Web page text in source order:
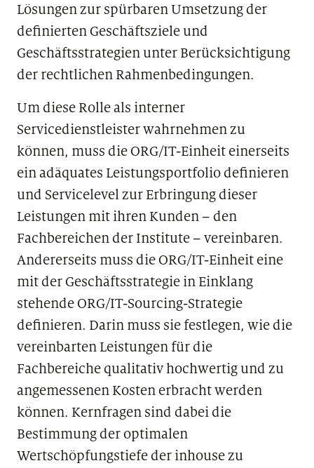
Lösungen zur spürbaren Umsetzung der
definierten Geschäftsziele und
Geschäftsstrategien unter Berücksichtigung
der rechtlichen Rahmenbedingungen.
Um diese Rolle als interner
Servicedienstleister wahrnehmen zu
können, muss die ORG/IT-Einheit einerseits
ein adäquates Leistungsportfolio definieren
und Servicelevel zur Erbringung dieser
Leistungen mit ihren Kunden – den
Fachbereichen der Institute – vereinbaren.
Andererseits muss die ORG/IT-Einheit eine
mit der Geschäftsstrategie in Einklang
stehende ORG/IT-Sourcing-Strategie
definieren. Darin muss sie festlegen, wie die
vereinbarten Leistungen für die
Fachbereiche qualitativ hochwertig und zu
angemessenen Kosten erbracht werden
können. Kernfragen sind dabei die
Bestimmung der optimalen
Wertschöpfungstiefe der inhouse zu